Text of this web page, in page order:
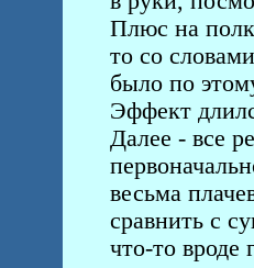
Плюс на
то со
было по
Эффект
Далее - все
весьма
сравнить с
что-то вроде